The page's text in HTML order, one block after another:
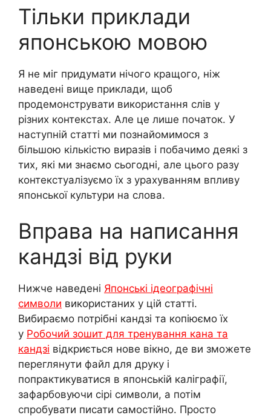
Тільки приклади
японською мовою
Я не міг придумати нічого кращого, ніж
наведені вище приклади, щоб
продемонструвати використання слів у
різних контекстах. Але це лише початок. У
наступній статті ми познайомимося з
більшою кількістю виразів і побачимо деякі з
тих, які ми знаємо сьогодні, але цього разу
контекстуалізуємо їх з урахуванням впливу
японської культури на слова.
Вправа на написання
кандзі від руки
Нижче наведені Японські ідеографічні
символи використаних у цій статті.
Вибираємо потрібні кандзі та копіюємо їх
у Робочий зошит для тренування кана та
кандзі відкриється нове вікно, де ви зможете
переглянути файл для друку і
попрактикуватися в японській каліграфії,
зафарбовуючи сірі символи, а потім
спробувати писати самостійно. Просто